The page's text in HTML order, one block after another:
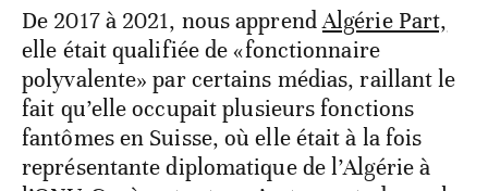
De 2017 à 2021, nous apprendAlgérie Part,
elle était qualifiée de «fonctionnaire
polyvalente» par certains médias, raillant le
fait qu’elle occupait plusieurs fonctions
fantômes en Suisse, où elle était à la fois
représentante diplomatique de l’Algérie à